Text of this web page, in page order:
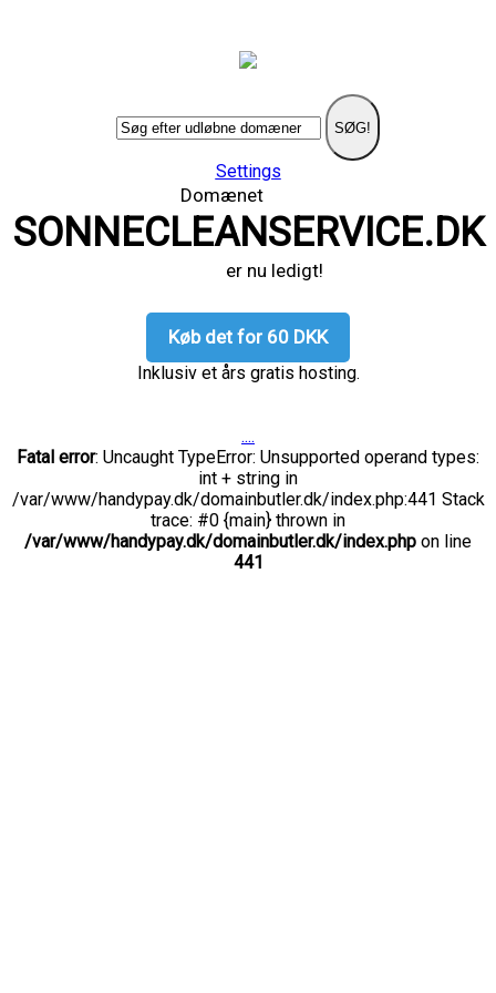
SØG!
Settings
Domænet
SONNECLEANSERVICE.DK
er nu ledigt!
Køb det for 60 DKK
Inklusiv et års gratis hosting.
....
Fatal error: Uncaught TypeError: Unsupported operand types:
int + string in
/var/www/handypay.dk/domainbutler.dk/index.php:441 Stack
trace: #0 {main} thrown in
/var/www/handypay.dk/domainbutler.dk/index.php on line
441